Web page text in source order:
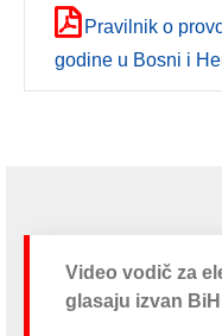
Pravilnik o
godine u Bosni i
Video vodič za
glasaju izvan BiH